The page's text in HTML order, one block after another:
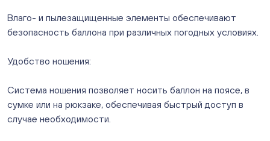
Влаго- и пылезащищенные элементы обеспечивают
безопасность баллона при различных погодных условиях.
Удобство ношения:
Система ношения позволяет носить баллон на поясе, в
сумке или на рюкзаке, обеспечивая быстрый доступ в
случае необходимости.